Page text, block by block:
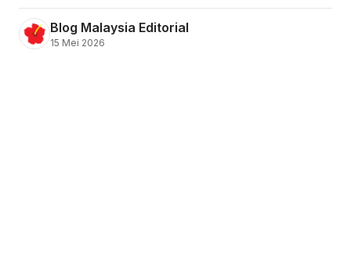
Blog Malaysia Editorial
15 Mei 2026